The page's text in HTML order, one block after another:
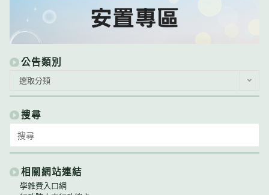
公告類別
類
別
選取分類
搜尋
for:
相關網站連結
學雜費入口網